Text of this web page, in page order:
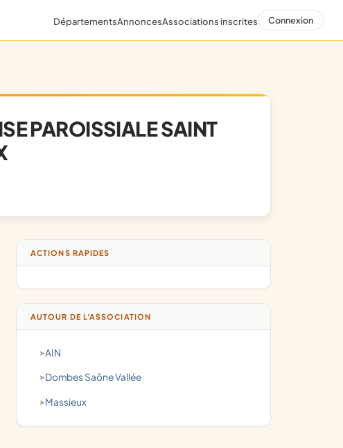
DépartementsAnnoncesAssociations inscrites Connexion
PAROISSIALE SAINT
ACTIONS RAPIDES
AUTOUR DE L'ASSOCIATION
AIN
Dombes Saône Vallée
Massieux